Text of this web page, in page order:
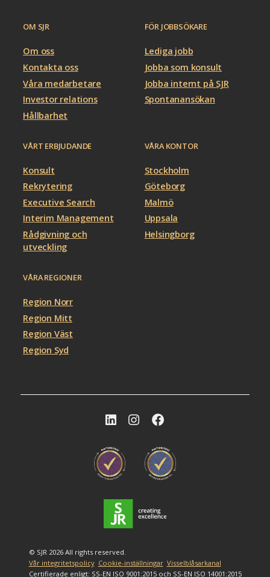
OM SJR
Om oss
Kontakta oss
Våra medarbetare
Investor relations
Hållbarhet
FÖR JOBBSÖKARE
Lediga jobb
Jobba som konsult
Jobba internt på SJR
Spontanansökan
VÅRT ERBJUDANDE
Konsult
Rekrytering
Executive Search
Interim Management
Rådgivning och
utveckling
VÅRA KONTOR
Stockholm
Göteborg
Malmö
Uppsala
Helsingborg
VÅRA REGIONER
Region Norr
Region Mitt
Region Väst
Region Syd
© SJR 2026 All rights reserved.
Vår integritetspolicy Cookie-inställningar Visselblåsarkanal
Certifierade enligt: SS-EN ISO 9001:2015 och SS-EN ISO 14001:2015